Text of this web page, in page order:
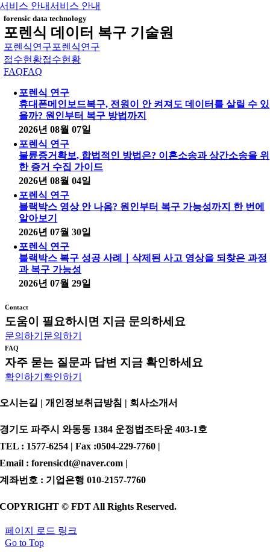
서비스 안내서비스 안내
forensic data technology
포렌식 데이터 복구 기술원
포렌식연구포렌식연구
접수현황접수현황
FAQFAQ
포렌식 연구
휴대폰메인보드복구, 전원이 안 켜져도 데이터를 살릴 수 있
을까? 원인부터 복구 방법까지
2026년 08월 07일
포렌식 연구
불륜증거확보, 합법적인 방법은? 이혼소송과 상간소송을 위
한 증거 수집 가이드
2026년 08월 04일
포렌식 연구
블랙박스 영상 안 나옴? 원인부터 복구 가능성까지 한 번에
알아보기
2026년 07월 30일
포렌식 연구
블랙박스 복구 성공 사례｜삭제된 사고 영상을 되찾은 과정
과 복구 가능성
2026년 07월 29일
Contact
도움이 필요하시면 지금 문의하세요
문의하기 문의하기
FAQ
자주 묻는 질문과 답변 지금 확인하세요
확인하기 확인하기
오시는길 | 개인정보취급방침 | 회사소개서
경기도 파주시 와동동 1384 운정법조타운 403-1호
TEL : 1577-6254 | Fax :0504-229-7760 |
Email : forensicdt@naver.com |
계좌번호 : 기업은행 010-2157-7760
COPYRIGHT © FDT All Rights Reserved.
페이지 로드 링크
Go to Top